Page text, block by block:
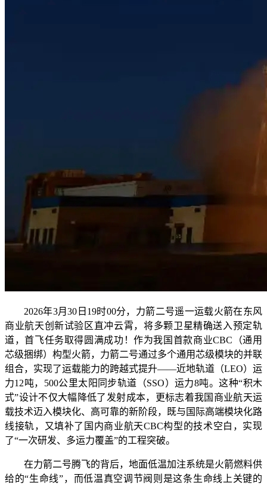
2026年3月30日19时00分，力箭二号遥一运载火箭在东风
商业航天创新试验区直冲云霄，将多颗卫星精确送入预定轨
道，首飞任务取得圆满成功！作为我国首款商业CBC（通用
芯级捆绑）构型火箭，力箭二号通过多个通用芯级模块的并联
组合，实现了运载能力的跨越式提升——近地轨道（LEO）运
力12吨，500公里太阳同步轨道（SSO）运力8吨。这种“积木
式”设计不仅大幅降低了发射成本，更标志着我国商业航天运
载技术迈入模块化、高可靠的新阶段，既与国际高端模块化路
线接轨，又填补了国内商业航天CBC构型的技术空白，实现
了“一次研发、多运力覆盖”的工程突破。
在力箭二号腾飞的背后，地面低温加注系统是火箭燃料供
给的“生命线”，而低温真空调节阀则是这条生命线上关键的